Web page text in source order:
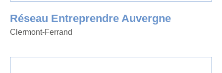
Réseau Entreprendre Auvergne
Clermont-Ferrand